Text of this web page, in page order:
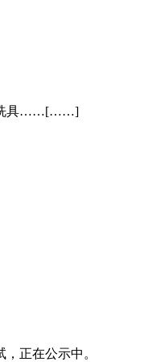
洗具……[……]
正在公示中。